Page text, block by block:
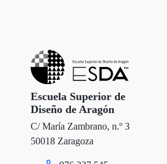
Escuela Superior de
Diseño de Aragón
C/ María Zambrano, n.º 3
50018 Zaragoza